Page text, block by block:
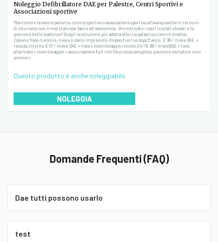
Noleggio Defibrillatore DAE per Palestre, Centri Sportivi e
Associazioni sportive
Mantenere la vostra palestra, centro sportivo o associazione sportiva all'avanguardia in termini
di sicurezza non è mai stato così facile ed economico. Dimenticate i costi iniziali elevati e la
gestione delle scadenze! Scegli la soluzione più adatta alla tua palestra o centro medico.
Canone fisso mensile, nessun costo imprevisto, dispositivo tuo dopo 5 anni. € 36 / mese DAE +
teca da interno.€ 57 / mese DAE + teca + monitoraggio remoto 24/7€ 88 / meseDAE + teca
allarmata + monitoraggio + assicurazione full risk Sicurezza completa, gestione semplice, zero
pensieri.
Questo prodotto è anche noleggiabile
NOLEGGIA
Domande Frequenti (FAQ)
Dae tutti possono usarlo
test